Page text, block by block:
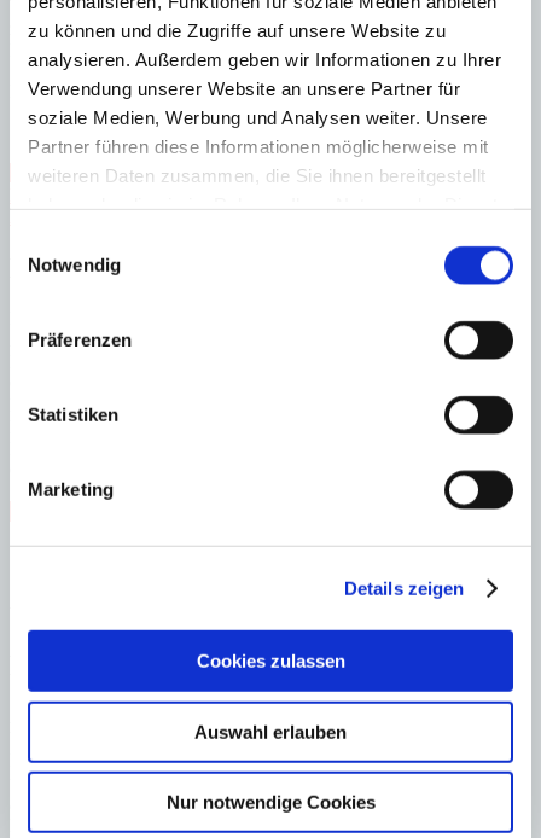
zu können und die Zugriffe auf unsere Website zu
analysieren. Außerdem geben wir Informationen zu Ihrer
Verwendung unserer Website an unsere Partner für
soziale Medien, Werbung und Analysen weiter. Unsere
Partner führen diese Informationen möglicherweise mit
weiteren Daten zusammen, die Sie ihnen bereitgestellt
Notwendig
Präferenzen
Statistiken
Marketing
Details zeigen
Cookies zulassen
Auswahl erlauben
Nur notwendige Cookies
Wohn/ Esszimmer, 3 Schlafzimmer (Hauptschlafzimmer mit Zugang
zur Terrasse), 2 davon mit Bad en suite, 1 extra Bad, Küche mit
Hauswirtschaftsraum
Dachterrasse
1 Doppel-Tiefgaragenplatz, Abstellraum
Nähe Strand
Direkt am Golfplatz gepflegt
Hafennähe
Abstellraum
Energieeffizienz
Haftungs- und Courtageklausel
Verkäufer/Auftraggeber zur Verfügung gestellt wurden. Minkner &
Partner übernimmt keinerlei Garantie für Vollständigkeit, Richtigkeit
und Aktualität der Angaben und Legalität der Immobilie. Die
angegebenen Preise enthalten nicht die vom Käufer zu tragenden
Nebenkosten wie Steuern, Notar-, Grundbuch- und Gestoriakosten.